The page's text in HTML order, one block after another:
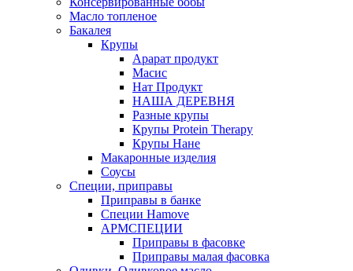
Масло топленое
Бакалея
Крупы
Арарат продукт
Масис
Нат Продукт
НАША ДЕРЕВНЯ
Разные крупы
Крупы Protein Therapy
Крупы Нане
Макаронные изделия
Соусы
Специи, приправы
Приправы в банке
Специи Hamove
АРМСПЕЦИИ
Приправы в фасовке
Приправы малая фасовка